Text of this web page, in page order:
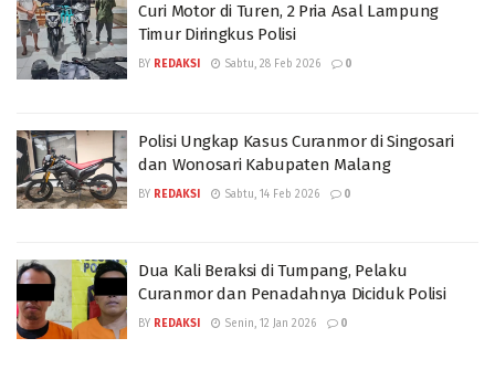
Curi Motor di Turen, 2 Pria Asal Lampung
Timur Diringkus Polisi
BY REDAKSI Sabtu, 28 Feb 2026 0
Polisi Ungkap Kasus Curanmor di Singosari
dan Wonosari Kabupaten Malang
BY REDAKSI Sabtu, 14 Feb 2026 0
Dua Kali Beraksi di Tumpang, Pelaku
Curanmor dan Penadahnya Diciduk Polisi
BY REDAKSI Senin, 12 Jan 2026 0